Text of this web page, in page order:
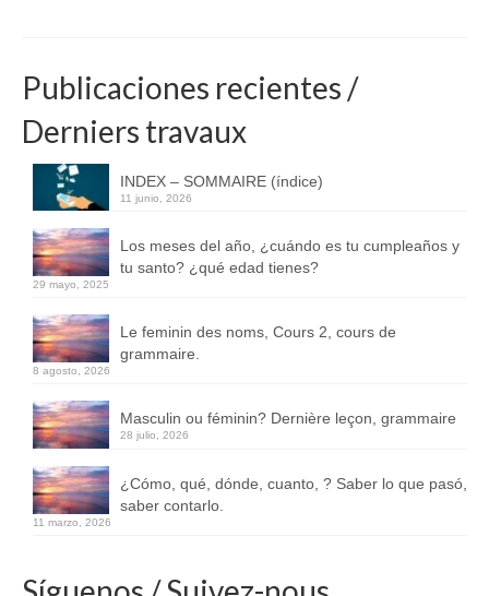
Publicaciones recientes /
Derniers travaux
INDEX – SOMMAIRE (índice)
11 junio, 2026
Los meses del año, ¿cuándo es tu cumpleaños y
tu santo? ¿qué edad tienes?
29 mayo, 2025
Le feminin des noms, Cours 2, cours de
grammaire.
8 agosto, 2026
Masculin ou féminin? Dernière leçon, grammaire
28 julio, 2026
¿Cómo, qué, dónde, cuanto, ? Saber lo que pasó,
saber contarlo.
11 marzo, 2026